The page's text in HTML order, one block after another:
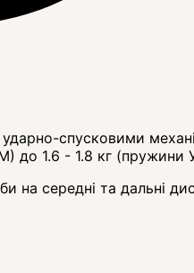
спусковими
до 1.6 - 1.8 кг (пружини
на середні та дальні